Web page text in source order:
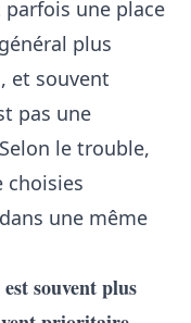
une place
plus
et souvent
pas une
le trouble,
choisies
une même
souvent plus